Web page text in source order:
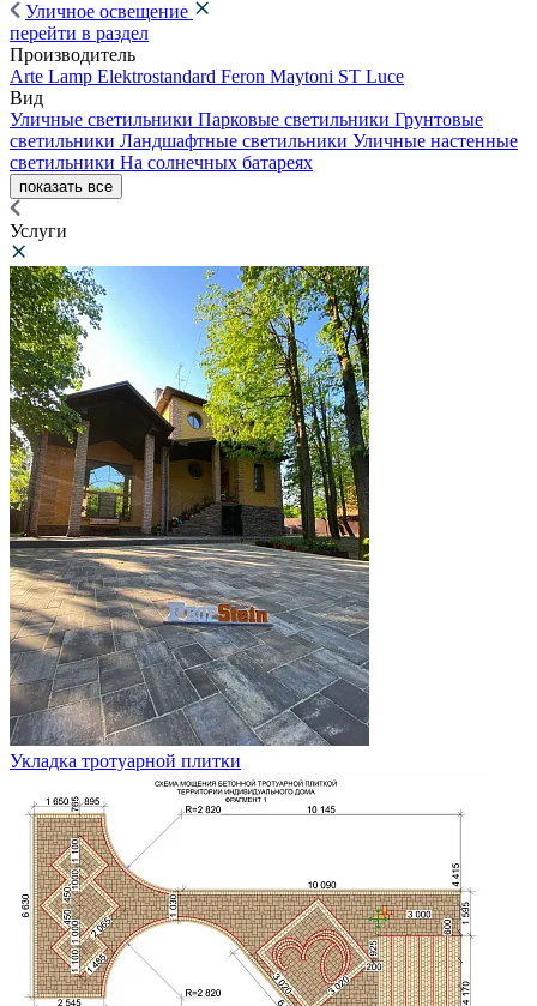
Уличное освещение
перейти в раздел
Производитель
Arte Lamp Elektrostandard Feron Maytoni ST Luce
Вид
Уличные светильники Парковые светильники Грунтовые
светильники Ландшафтные светильники Уличные настенные
светильники На солнечных батареях
показать все
Услуги
Укладка тротуарной плитки